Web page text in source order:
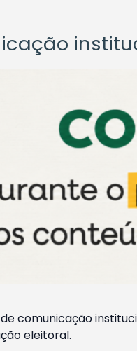
comunicação
eleitoral.